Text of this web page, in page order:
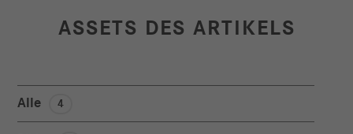
ASSETS DES ARTIKELS
Alle 4